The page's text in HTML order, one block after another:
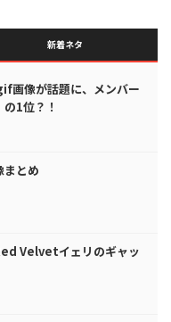
新着ネタ
画像が話題に、メンバー
1位？！
とめ
Velvetイェリのギャッ